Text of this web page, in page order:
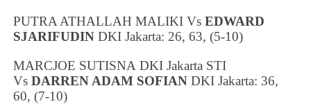
PUTRA ATHALLAH MALIKI VsEDWARD
SJARIFUDIN DKI Jakarta: 26, 63, (5-10)
MARCJOE SUTISNADKI Jakarta STI
VsDARREN ADAM SOFIAN DKI Jakarta: 36,
60, (7-10)